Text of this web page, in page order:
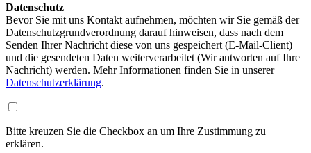
Datenschutz
Bevor Sie mit uns Kontakt aufnehmen, möchten wir Sie gemäß der
Datenschutzgrundverordnung darauf hinweisen, dass nach dem
Senden Ihrer Nachricht diese von uns gespeichert (E-Mail-Client)
und die gesendeten Daten weiterverarbeitet (Wir antworten auf Ihre
Nachricht) werden. Mehr Informationen finden Sie in unserer
Datenschutzerklärung.
Bitte kreuzen Sie die Checkbox an um Ihre Zustimmung zu
erklären.